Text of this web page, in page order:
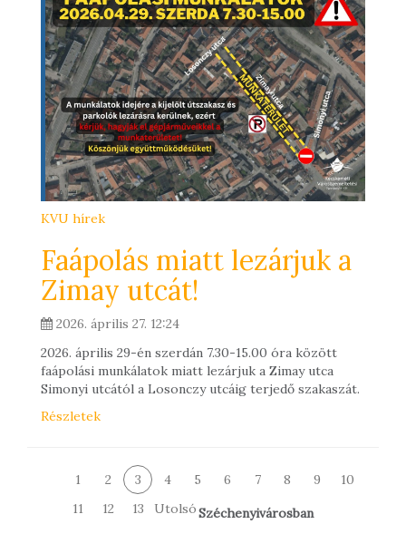
KVU hírek
Faápolás miatt lezárjuk a
Zimay utcát!
2026. április 27. 12:24
2026. április 29-én szerdán 7.30-15.00 óra között
faápolási munkálatok miatt lezárjuk a Zimay utca
Simonyi utcától a Losonczy utcáig terjedő szakaszát.
Részletek
1 2 3 4 5 6 7 8 9
10
11
12 13 UtolsóSzéchenyivárosban